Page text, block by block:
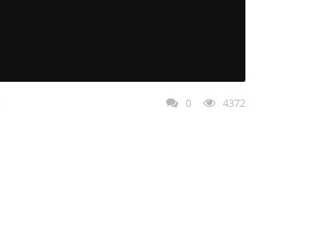
0 4372